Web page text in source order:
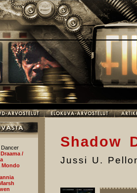
Dancer
/
Mondo
Shadow
Jussi U.